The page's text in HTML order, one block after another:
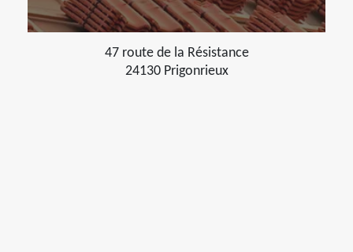
47 route de la Résistance
24130 Prigonrieux